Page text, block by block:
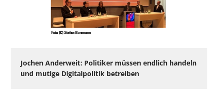
Jochen Anderweit: Politiker müssen endlich handeln
und mutige Digitalpolitik betreiben